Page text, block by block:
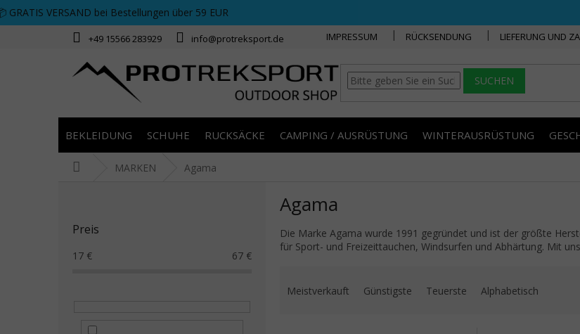
Zum Inhalt springen
GRATIS VERSAND bei Bestellungen über 59 EUR
+49 15566 283929 info@protreksport.de IMPRESSUM RÜCKSENDUNG LIEFERUNG UND
SUCHEN
BEKLEIDUNG SCHUHE RUCKSÄCKE CAMPING / AUSRÜSTUNG WINTERAUSRÜSTUNG
StartseiteMARKEN Agama
Preis
17 € 67 €
Agama
Die Marke Agama wurde 1991 gegründet und ist der größte
für Sport- und Freizeittauchen, Windsurfen und Abhärtung. Mit
Meistverkauft Günstigste Teuerste Alphabetisch